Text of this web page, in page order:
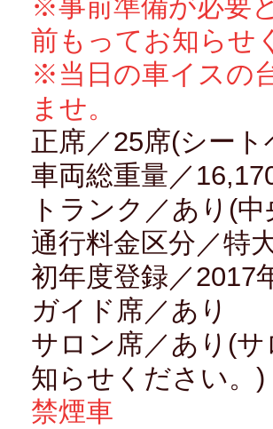
※事前準備が必要
前もってお知らせ
※当日の車イスの
ませ。
正席／25席(シー
車両総重量／
トランク／あり(
通行料金区分／特
初年度登録／2017
ガイド席／あり
サロン席／あり(
知らせください。)
禁煙車